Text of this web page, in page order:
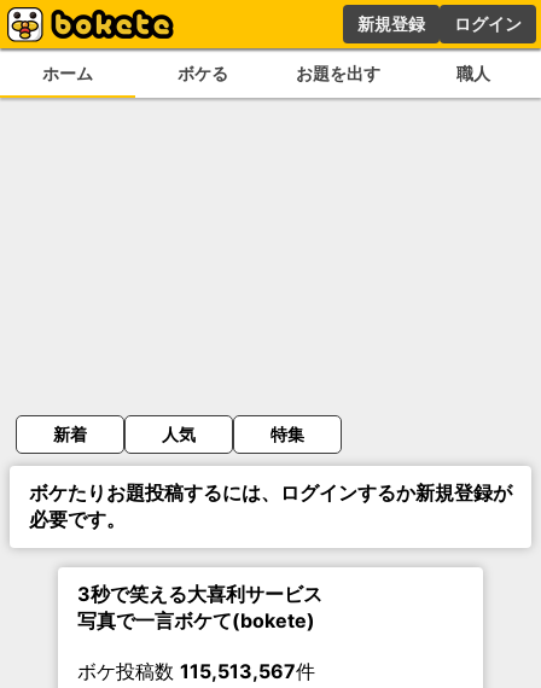
新規登録 ログイン
ホーム ボケる お題を出す 職人
新着 人気 特集
ボケたりお題投稿するには、ログインするか新規登録が
必要です。
3秒で笑える大喜利サービス
写真で一言ボケて(bokete)
ボケ投稿数 115,513,567件